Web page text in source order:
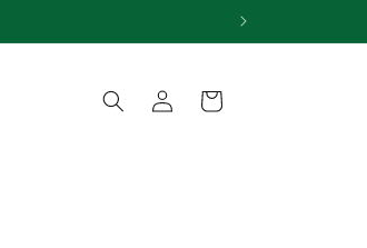
Log
ind
Indkøbskurv